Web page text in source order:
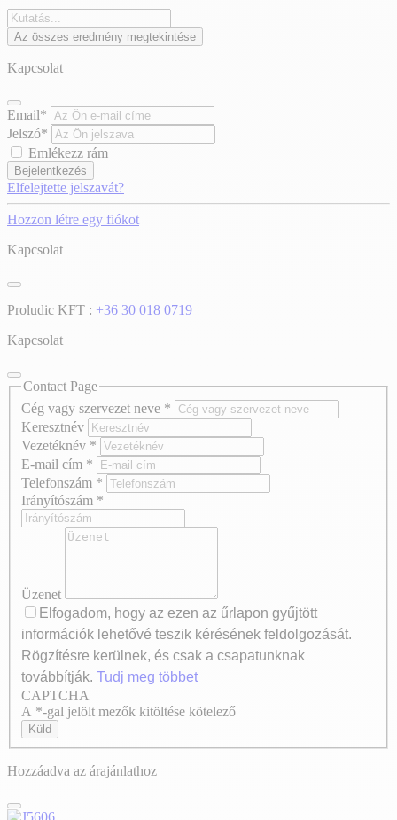
Az összes eredmény megtekintése
Kapcsolat
Email*
Jelszó*
Emlékezz rám
Bejelentkezés
Elfelejtette jelszavát?
Hozzon létre egy fiókot
Kapcsolat
Proludic KFT : +36 30 018 0719
Kapcsolat
Contact Page
Cég vagy szervezet neve *
Keresztnév
Vezetéknév *
E-mail cím *
Telefonszám *
Irányítószám *
Üzenet
Elfogadom, hogy az ezen az űrlapon gyűjtött
információk lehetővé teszik kérésének feldolgozását.
Rögzítésre kerülnek, és csak a csapatunknak
továbbítják. Tudj meg többet
Axeptio consent
CAPTCHA
A *-gal jelölt mezők kitöltése kötelező
Küld
Hozzáadva az árajánlathoz